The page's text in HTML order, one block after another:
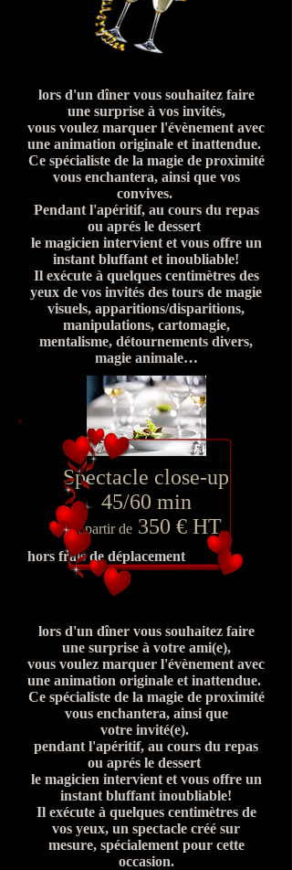
lors d'un dîner vous souhaitez faire
une surprise à vos invités,
vous voulez marquer l'évènement avec
une animation originale et inattendue.
Ce spécialiste de la magie de proximité
vous enchantera, ainsi que vos
convives.
Pendant l'apéritif, au cours du repas
ou aprés le dessert
le magicien intervient et vous offre un
instant bluffant et inoubliable!
Il exécute à quelques centimètres des
yeux de vos invités des tours de magie
visuels, apparitions/disparitions,
manipulations, cartomagie,
mentalisme, détournements divers,
magie animale…
Spectacle close-up
45/60 min
A partir de350 € HT
hors frais de déplacement
lors d'un dîner vous souhaitez faire
une surprise à votre ami(e),
vous voulez marquer l'évènement avec
une animation originale et inattendue.
Ce spécialiste de la magie de proximité
vous enchantera, ainsi que
votre invité(e).
pendant l'apéritif, au cours du repas
ou aprés le dessert
le magicien intervient et vous offre un
instant bluffant inoubliable!
Il exécute à quelques centimètres de
vos yeux, un spectacle créé sur
mesure, spécialement pour cette
occasion.